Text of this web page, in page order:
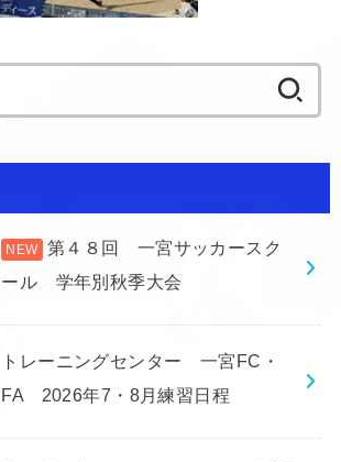
for:
第４８回 一宮サッカースク
ール 学年別秋季大会
トレーニングセンター 一宮FC・
FA 2026年7・8月練習日程